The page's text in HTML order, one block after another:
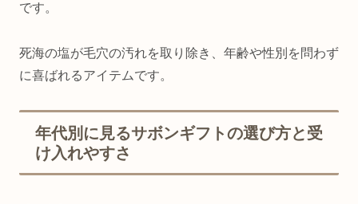
です。
死海の塩が毛穴の汚れを取り除き、年齢や性別を問わず
に喜ばれるアイテムです。
年代別に見るサボンギフトの選び方と受
け入れやすさ